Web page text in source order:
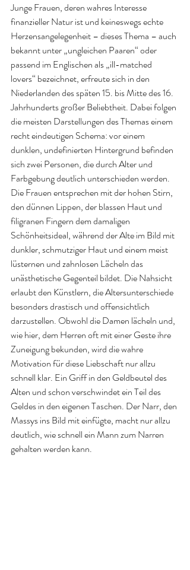
Junge Frauen, deren wahres Interesse
finanzieller Natur ist und keineswegs echte
Herzensangelegenheit – dieses Thema – auch
bekannt unter „ungleichen Paaren“ oder
passend im Englischen als „ill-matched
lovers“ bezeichnet, erfreute sich in den
Niederlanden des späten 15. bis Mitte des 16.
Jahrhunderts großer Beliebtheit. Dabei folgen
die meisten Darstellungen des Themas einem
recht eindeutigen Schema: vor einem
dunklen, undefinierten Hintergrund befinden
sich zwei Personen, die durch Alter und
Farbgebung deutlich unterschieden werden.
Die Frauen entsprechen mit der hohen Stirn,
den dünnen Lippen, der blassen Haut und
filigranen Fingern dem damaligen
Schönheitsideal, während der Alte im Bild mit
dunkler, schmutziger Haut und einem meist
lüsternen und zahnlosen Lächeln das
unästhetische Gegenteil bildet. Die Nahsicht
erlaubt den Künstlern, die Altersunterschiede
besonders drastisch und offensichtlich
darzustellen. Obwohl die Damen lächeln und,
wie hier, dem Herren oft mit einer Geste ihre
Zuneigung bekunden, wird die wahre
Motivation für diese Liebschaft nur allzu
schnell klar. Ein Griff in den Geldbeutel des
Alten und schon verschwindet ein Teil des
Geldes in den eigenen Taschen. Der Narr, den
Massys ins Bild mit einfügte, macht nur allzu
deutlich, wie schnell ein Mann zum Narren
gehalten werden kann.